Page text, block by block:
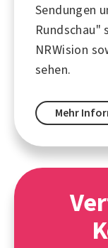
Sendungen
Rundschau"
NRWision
sehen.
Mehr